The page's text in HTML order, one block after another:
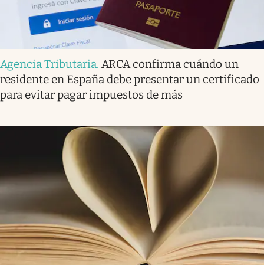
Agencia Tributaria. ARCA confirma cuándo un
residente en España debe presentar un certificado
para evitar pagar impuestos de más